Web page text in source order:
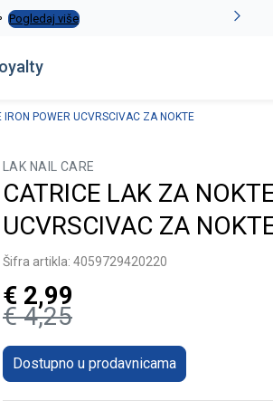
Pogledaj više
IRON POWER UCVRSCIVAC ZA NOKTE
LAK NAIL CARE
CATRICE LAK ZA
UCVRSCIVAC ZA
Šifra artikla: 4059729420220
€ 4,25
€ 2,99
Dostupno u prodavnicama